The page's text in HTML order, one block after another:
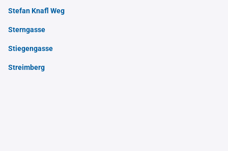
Stefan Knafl Weg
Sterngasse
Stiegengasse
Streimberg